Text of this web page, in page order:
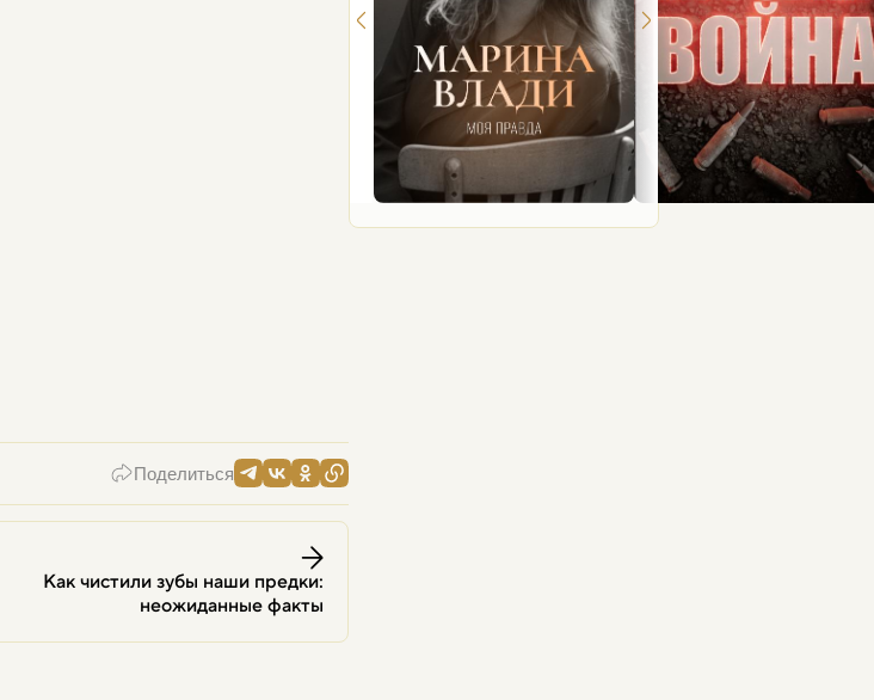
Поделиться
Как чистили зубы наши предки:
неожиданные факты